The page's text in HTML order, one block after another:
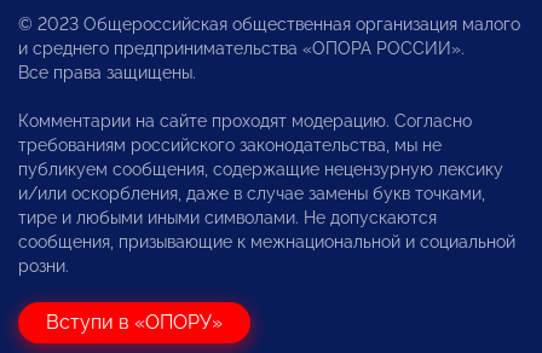
© 2023 Общероссийская общественная организация малого
и среднего предпринимательства «ОПОРА РОССИИ».
Все права защищены.
Комментарии на сайте проходят модерацию. Согласно
требованиям российского законодательства, мы не
публикуем сообщения, содержащие нецензурную лексику
и/или оскорбления, даже в случае замены букв точками,
тире и любыми иными символами. Не допускаются
сообщения, призывающие к межнациональной и социальной
розни.
Вступи в «ОПОРУ»